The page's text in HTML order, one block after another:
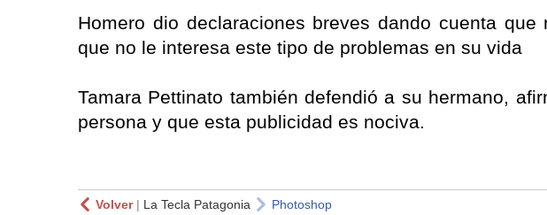
Homero dio declaraciones breves dando cuenta
que no le interesa este tipo de problemas en su vida
Tamara Pettinato también defendió a su hermano,
persona y que esta publicidad es nociva.
Volver| La Tecla Patagonia Photoshop